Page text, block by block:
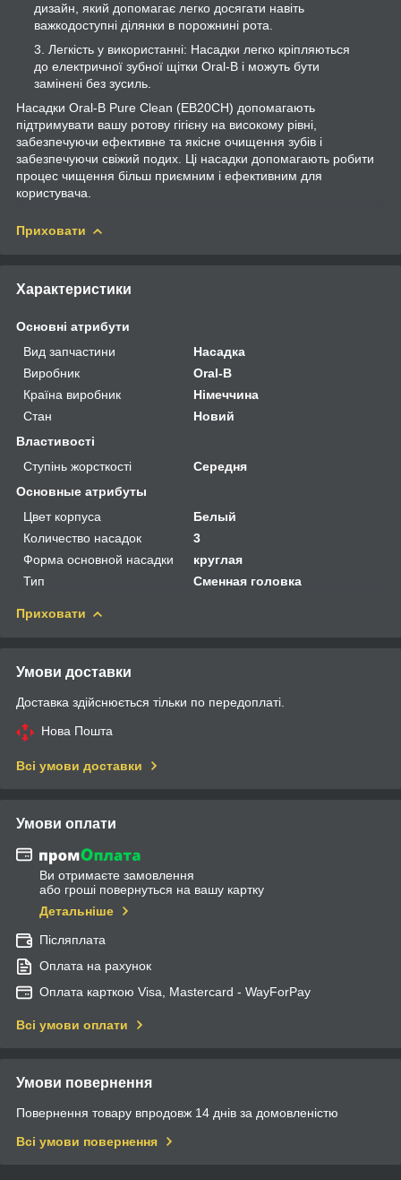
дизайн, який допомагає легко досягати навіть
важкодоступні ділянки в порожнині рота.
Легкість у використанні: Насадки легко кріпляються
до електричної зубної щітки Oral-B і можуть бути
замінені без зусиль.
Насадки Oral-B Pure Clean (EB20CH) допомагають
підтримувати вашу ротову гігієну на високому рівні,
забезпечуючи ефективне та якісне очищення зубів і
забезпечуючи свіжий подих. Ці насадки допомагають робити
процес чищення більш приємним і ефективним для
користувача.
Приховати
Характеристики
Основні атрибути
Вид запчастини
Насадка
Виробник
Oral-B
Країна виробник
Німеччина
Стан
Новий
Властивості
Ступінь жорсткості
Середня
Основные атрибуты
Цвет корпуса
Белый
Количество насадок
3
Форма основной насадки
круглая
Тип
Сменная головка
Приховати
Умови доставки
Доставка здійснюється тільки по передоплаті.
Нова Пошта
Всі умови доставки
Умови оплати
Ви отримаєте замовлення
або гроші повернуться на вашу картку
Детальніше
Післяплата
Оплата на рахунок
Оплата карткою Visa, Mastercard - WayForPay
Всі умови оплати
Умови повернення
Повернення товару впродовж 14 днів за домовленістю
Всі умови повернення